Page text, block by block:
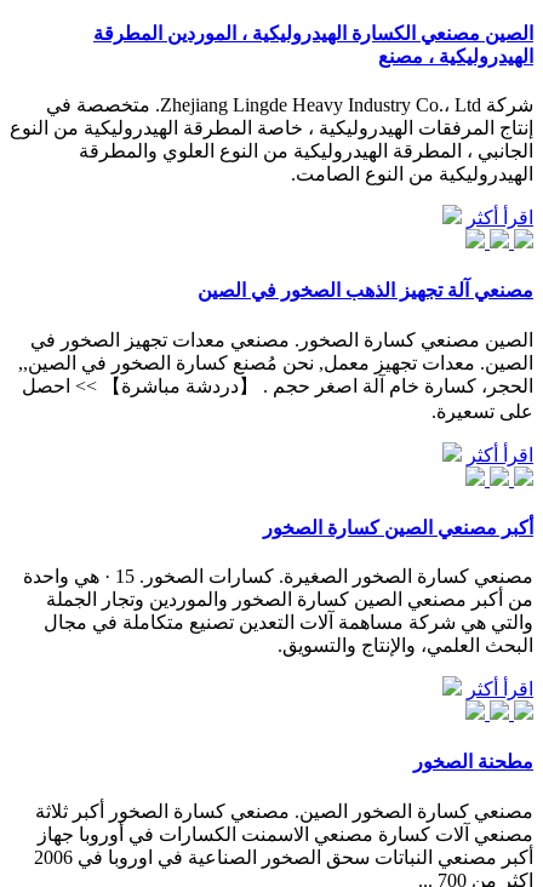
الصين مصنعي الكسارة الهيدروليكية ، الموردين المطرقة
الهيدروليكية ، مصنع
شركة Zhejiang Lingde Heavy Industry Co.، Ltd. متخصصة في
إنتاج المرفقات الهيدروليكية ، خاصة المطرقة الهيدروليكية من النوع
الجانبي ، المطرقة الهيدروليكية من النوع العلوي والمطرقة
الهيدروليكية من النوع الصامت.
اقرأ أكثر
مصنعي آلة تجهيز الذهب الصخور في الصين
الصين مصنعي كسارة الصخور. مصنعي معدات تجهيز الصخور في
الصين. معدات تجهيز معمل, نحن مُصنع كسارة الصخور في الصين,,
الحجر، كسارة خام آلة اصغر حجم . 【دردشة مباشرة】 >> احصل
على تسعيرة.
اقرأ أكثر
أكبر مصنعي الصين كسارة الصخور
مصنعي كسارة الصخور الصغيرة. كسارات الصخور. 15 · هي واحدة
من أكبر مصنعي الصين كسارة الصخور والموردين وتجار الجملة
والتي هي شركة مساهمة آلات التعدين تصنيع متكاملة في مجال
البحث العلمي، والإنتاج والتسويق.
اقرأ أكثر
مطحنة الصخور
مصنعي كسارة الصخور الصين. مصنعي كسارة الصخور أكبر ثلاثة
مصنعي آلات كسارة مصنعي الاسمنت الكسارات في أوروبا جهاز
أكبر مصنعي النباتات سحق الصخور الصناعية في اوروبا في 2006
اكثر من 700 ...